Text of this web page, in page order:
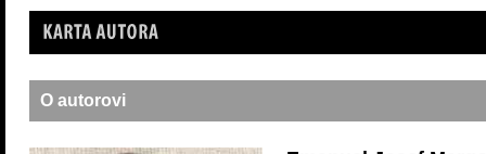
Karta autora
O autorovi